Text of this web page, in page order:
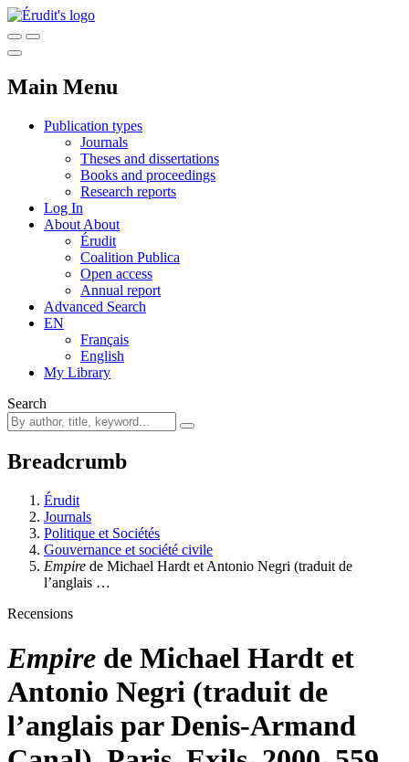
Main Menu
Publication types
Journals
Theses and dissertations
Books and proceedings
Research reports
Log In
About About
Érudit
Coalition Publica
Open access
Annual report
Advanced Search
EN
Français
English
My Library
Search
Breadcrumb
Érudit
Journals
Politique et Sociétés
Gouvernance et société civile
Empire de Michael Hardt et Antonio Negri (traduit de
l’anglais …
Recensions
Empire de Michael Hardt et
Antonio Negri (traduit de
l’anglais par Denis-Armand